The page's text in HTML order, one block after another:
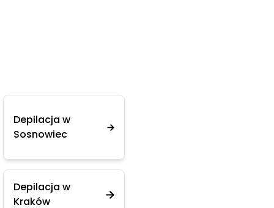
Depilacja w
Sosnowiec
Depilacja w
Kraków